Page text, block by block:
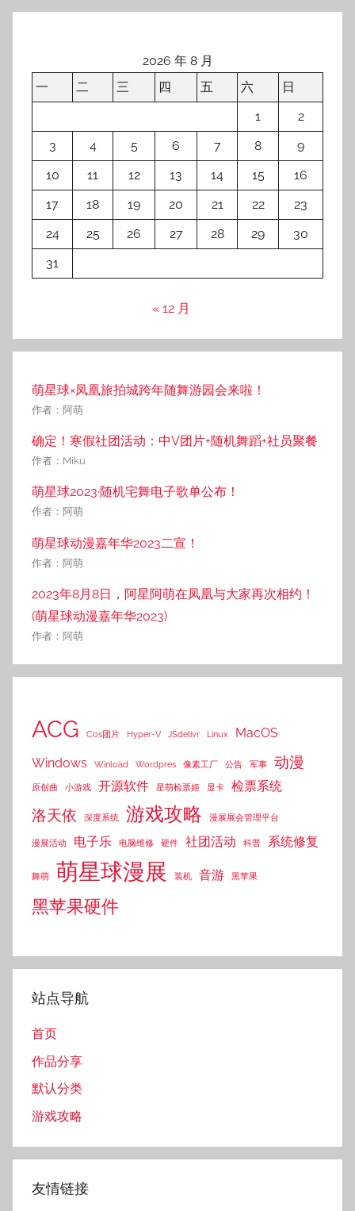
2026 年 8 月
一
二 三 四 五 六
日
1
2
3
4 5 6 7 8
9
10
11 12 13 14 15
16
17
18 19 20 21 22
23
24
25 26 27 28 29
30
31
« 12 月
萌星球×凤凰旅拍城跨年随舞游园会来啦！
作者：阿萌
确定！寒假社团活动：中V团片+随机舞蹈+社员聚餐
作者：Miku
萌星球2023·随机宅舞电子歌单公布！
作者：阿萌
萌星球动漫嘉年华2023二宣！
作者：阿萌
2023年8月8日，阿星阿萌在凤凰与大家再次相约！
(萌星球动漫嘉年华2023)
作者：阿萌
ACG Cos团片 Hyper-V JSdelivr Linux
MacOS
Windows
Winload Wordpres 像素工厂 公告 军事 动漫
原创曲 小游戏 开源软件 星萌检票姬 显卡 检票系统
洛天依 深度系统 游戏攻略 漫展展会管理平台
漫展活动 电子乐 电脑维修 硬件 社团活动 科普 系统修复
舞萌 萌星球漫展 装机 音游 黑苹果
黑苹果硬件
站点导航
首页
作品分享
默认分类
游戏攻略
友情链接